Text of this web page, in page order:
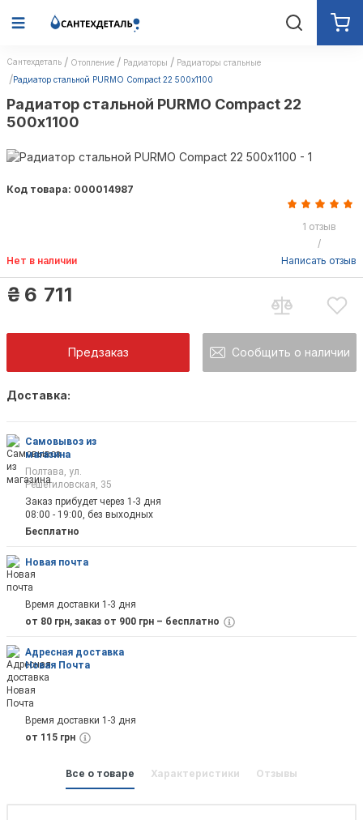
Сантехдеталь Отопление Радиаторы
Радиаторы стальные
Радиатор стальной PURMO Compact 22 500х1100
Радиатор стальной PURMO Compact 22
500х1100
Код товара: 000014987
Нет в наличии
1 отзыв
/
Написать отзыв
₴ 6 711
Предзаказ Сообщить о наличии
Доставка:
Самовывоз из
магазина
Полтава, ул.
Решетиловская, 35
Заказ прибудет через 1-3 дня
08:00 - 19:00, без выходных
Бесплатно
Новая почта
Время доставки 1-3 дня
от 80 грн, заказ от 900 грн – бесплатно
Адресная доставка
Новая Почта
Время доставки 1-3 дня
от 115 грн
Все о товаре Характеристики Отзывы